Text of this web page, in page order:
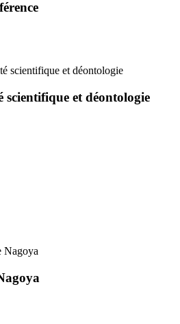
scientifique et déontologie
et déontologie
Nagoya